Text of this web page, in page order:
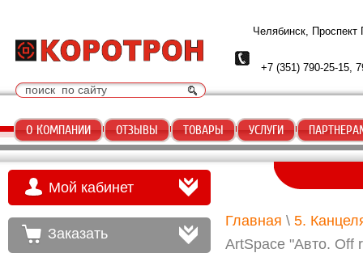
Челябинск,
+7 (351) 790-25-15,
О КОМПАНИИ ОТЗЫВЫ ТОВАРЫ УСЛУГИ
Мой кабинет
Заказать
Главная \ 5.
ArtSpace "Авто. Off